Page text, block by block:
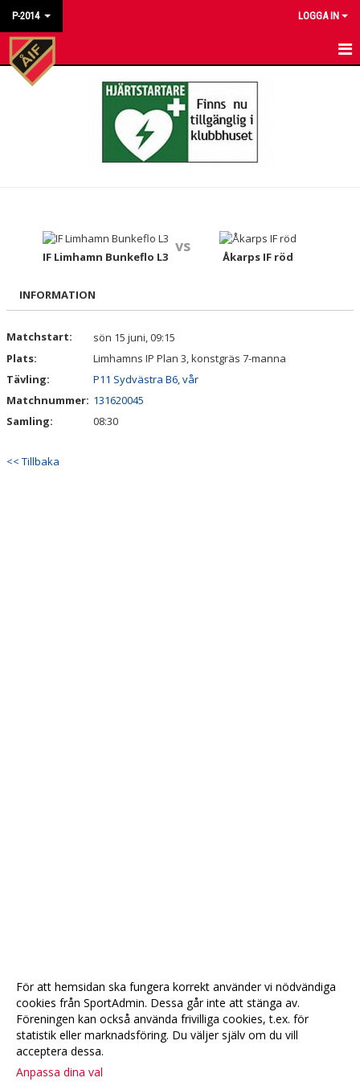
P-2014 LOGGA IN
HEM
BILDGALLERI
DOKUMENT
IF Limhamn Bunkeflo L3
vs
Åkarps IF röd
INFORMATION
Matchstart:
sön 15 juni, 09:15
Plats:
Limhamns IP Plan 3, konstgräs 7-manna
Tävling:
P11 Sydvästra B6, vår
Matchnummer: 131620045
Samling:
08:30
<< Tillbaka
För att hemsidan ska fungera korrekt använder vi nödvändiga
cookies från SportAdmin. Dessa går inte att stänga av.
Föreningen kan också använda frivilliga cookies, t.ex. för
statistik eller marknadsföring. Du väljer själv om du vill
acceptera dessa.
Anpassa dina val